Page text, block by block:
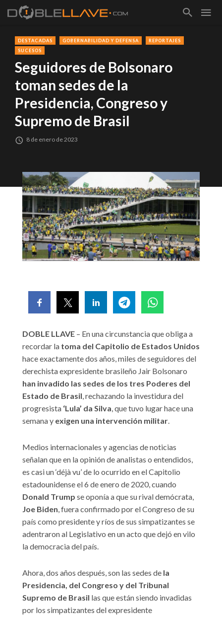
DESTACADAS GOBERNABILIDAD Y DEFENSA
REPORTAJES
SUCESOS
Seguidores de Bolsonaro
toman sedes de la
Presidencia, Congreso y
Supremo de Brasil
8 de enero de 2023
DOBLE LLAVE – En una circunstancia que obliga a
recordar la toma del Capitolio de Estados Unidos
hace exactamente dos años, miles de seguidores del
derechista expresidente brasileño Jair Bolsonaro
han invadido las sedes de los tres Poderes del
Estado de Brasil, rechazando la investidura del
progresista ‘Lula’ da Silva, que tuvo lugar hace una
semana y exigen una intervención militar.
Medios internacionales y agencias de noticias
señalan que en la opinión de analistas o entendidos,
es casi un ‘déjà vu’ de lo ocurrido en el Capitolio
estadounidense el 6 de enero de 2020, cuando
Donald Trump se oponía a que su rival demócrata,
Joe Biden, fuera confirmado por el Congreso de su
país como presidente y ríos de sus simpatizantes se
adentraron al Legislativo en un acto que dejó en vilo
la democracia del país.
Ahora, dos años después, son las sedes de la
Presidencia, del Congreso y del Tribunal
Supremo de Brasil las que están siendo invadidas
por los simpatizantes del expresidente